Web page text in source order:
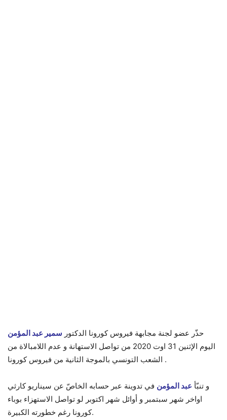
حذّر عضو لجنة مجابهة فيروس كورونا الدكتور سمير عبد المؤمن
اليوم الإثنين 31 اوت 2020 من تواصل الاستهانة و عدم اللامبالاة من
الشعب التونسي بالموجة الثانية من فيروس كورونا .
و تنبّأ عبد المؤمن في تدوينة عبر حسابه الخاصّ عن سيناريو كارثي
اواخر شهر سبتمبر و أوائل شهر اكتوبر لو تواصل الاستهزاء بوباء
كورونا رغم خطورته الكبيرة.